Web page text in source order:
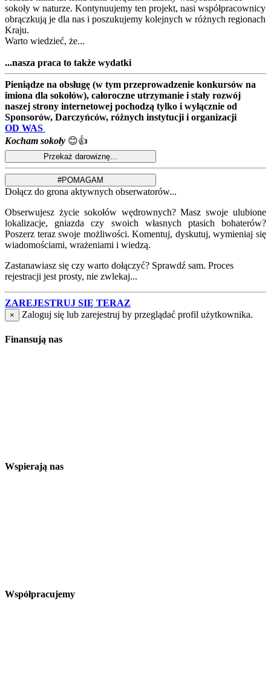
sokoły w naturze. Kontynuujemy ten projekt, nasi współpracownicy
obrączkują je dla nas i poszukujemy kolejnych w różnych regionach
Kraju.
Warto wiedzieć, że...
...nasza praca to także wydatki
Pieniądze na obsługę (w tym przeprowadzenie konkursów na
imiona dla sokołów), całoroczne utrzymanie i stały rozwój
naszej strony internetowej pochodzą tylko i wyłącznie od
Sponsorów, Darczyńców, różnych instytucji i organizacji
OD WAS
Kocham sokoły 😊👍
Dołącz do grona aktywnych obserwatorów...
Obserwujesz życie sokołów wędrownych? Masz swoje ulubione
lokalizacje, gniazda czy swoich własnych ptasich bohaterów?
Poszerz teraz swoje możliwości. Komentuj, dyskutuj, wymieniaj się
wiadomościami, wrażeniami i wiedzą.
Zastanawiasz się czy warto dołączyć? Sprawdź sam. Proces
rejestracji jest prosty, nie zwlekaj...
ZAREJESTRUJ SIĘ TERAZ
× Zaloguj się lub zarejestruj by przeglądać profil użytkownika.
Finansują nas
Wspierają nas
Współpracujemy